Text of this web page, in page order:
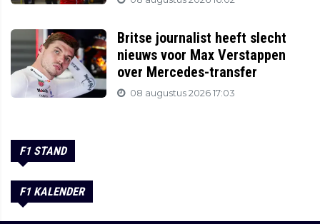
Britse journalist heeft slecht
nieuws voor Max Verstappen
over Mercedes-transfer
08 augustus 2026 17:03
F1 STAND
F1 KALENDER